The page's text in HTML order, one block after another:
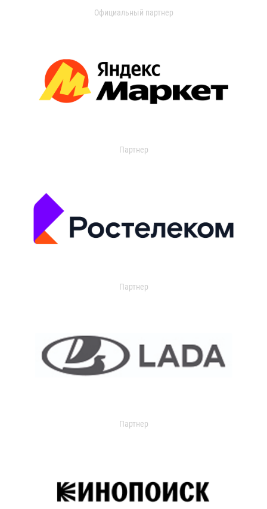
Официальный партнер
Партнер
Партнер
Партнер